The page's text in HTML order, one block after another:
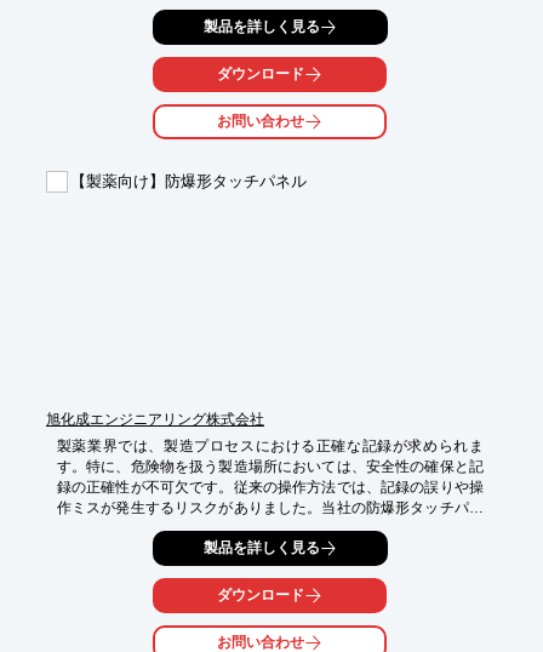
【活用シーン】
・医薬品の箱詰め
・容器への充填
・検査工程への供給
・ピッキング作業の高速化
・異物混入リスクの低減
製品を詳しく見る
ダウンロード
お問い合わせ
【製薬向け】防爆形タッチパネル
旭化成エンジニアリング株式会社
製薬業界では、製造プロセスにおける正確な記録が求められま
す。特に、危険物を扱う製造場所においては、安全性の確保と記
録の正確性が不可欠です。従来の操作方法では、記録の誤りや操
作ミスが発生するリスクがありました。当社の防爆形タッチパネ
ルは、危険物製造場所でのPLC操作を安全に行い、正確な記録を
【活用シーン】
・危険物製造場所でのPLC操作
・製造プロセスの記録
製品を詳しく見る
ダウンロード
お問い合わせ